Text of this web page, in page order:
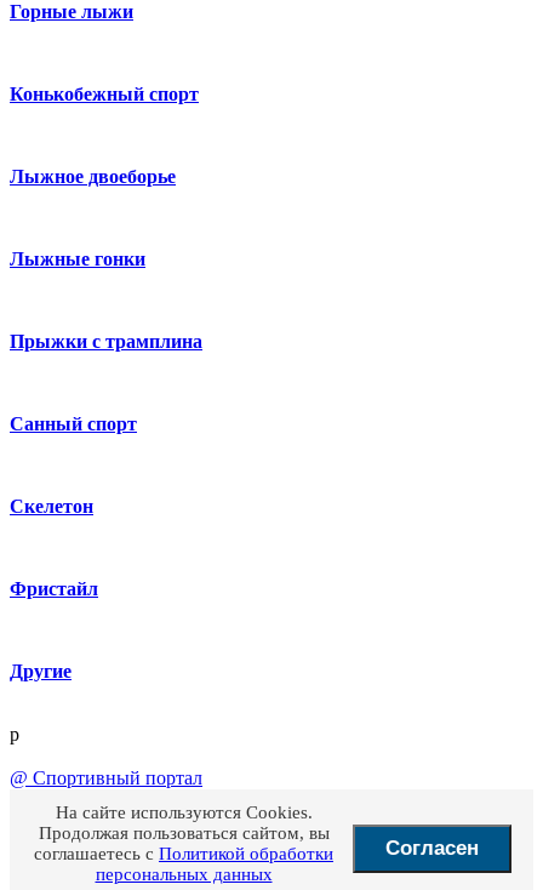
Горные лыжи
Конькобежный спорт
Лыжное двоеборье
Лыжные гонки
Прыжки с трамплина
Санный спорт
Скелетон
Фристайл
Другие
p
@ Спортивный портал
На сайте используются Cookies.
Продолжая пользоваться сайтом, вы
соглашаетесь с Политикой обработки
персональных данных
Согласен